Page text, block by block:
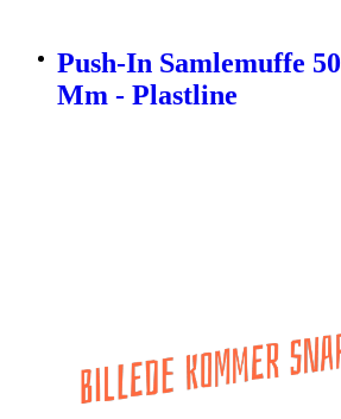
Push-In Samlemuffe 50
Mm - Plastline